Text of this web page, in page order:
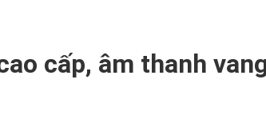
cấp, âm thanh